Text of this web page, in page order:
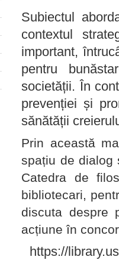
Subiectul
contextul
important,
pentru
societății. În
prevenției și
sănătății
Prin această
spațiu de dialog
Catedra de
bibliotecari,
discuta despre
acțiune în
https://